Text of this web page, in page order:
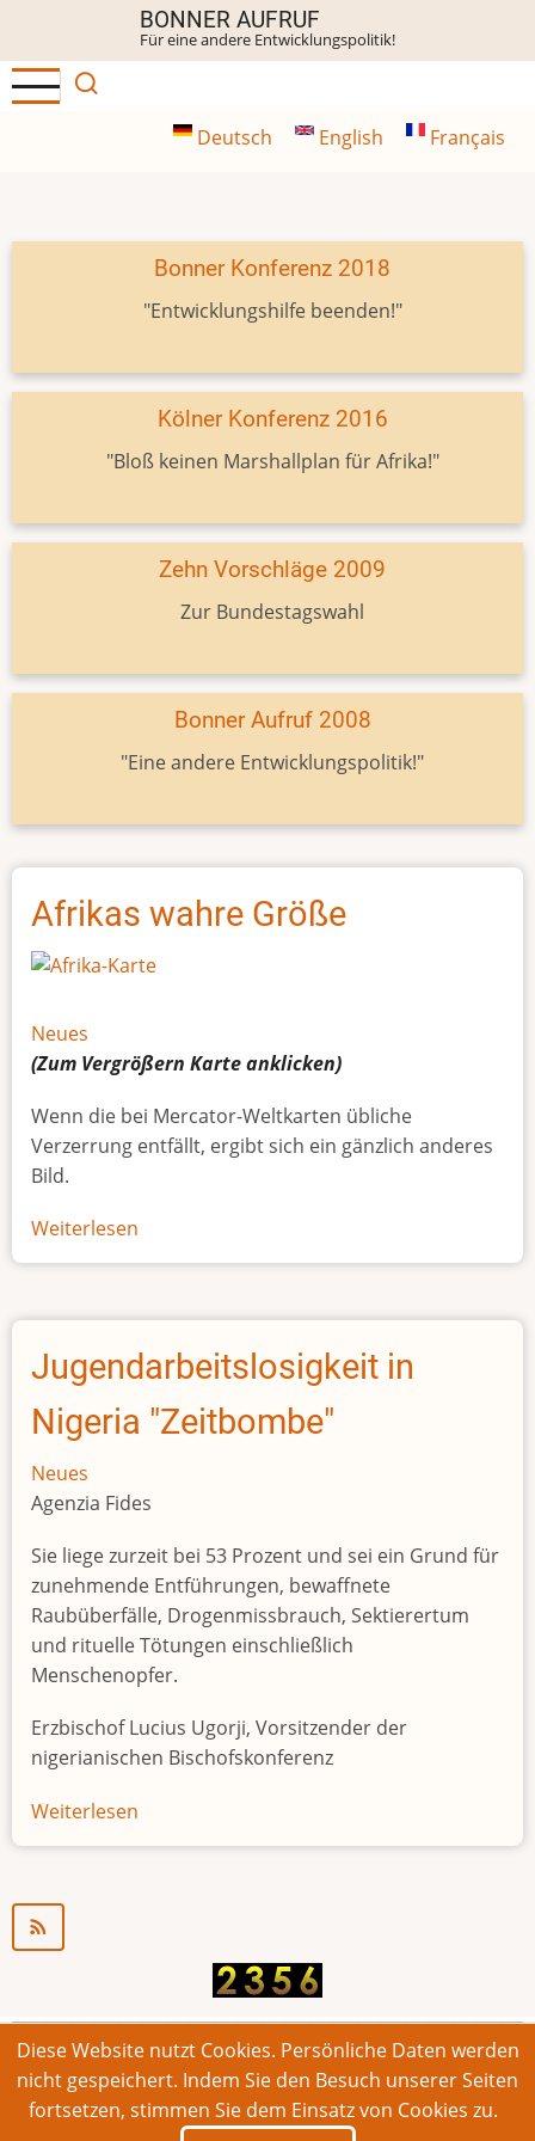
Inhalt
BONNER AUFRUF
Für eine andere Entwicklungspolitik!
Deutsch English Français
Bonner Konferenz 2018
"Entwicklungshilfe beenden!"
Kölner Konferenz 2016
"Bloß keinen Marshallplan für Afrika!"
Zehn Vorschläge 2009
Zur Bundestagswahl
Bonner Aufruf 2008
"Eine andere Entwicklungspolitik!"
Afrikas wahre Größe
Neues
(Zum Vergrößern Karteanklicken)
Wenn die bei Mercator-Weltkarten übliche
Verzerrung entfällt, ergibt sich ein gänzlich anderes
Bild.
Weiterlesen
Afrikas
Größe
Jugendarbeitslosigkeit in
Nigeria "Zeitbombe"
Neues
Agenzia Fides
Sie liege zurzeit bei 53 Prozent und sei ein Grund für
zunehmende Entführungen, bewaffnete
Raubüberfälle, Drogenmissbrauch, Sektierertum
und rituelle Tötungen einschließlich
Menschenopfer.
Erzbischof Lucius Ugorji, Vorsitzender der
nigerianischen Bischofskonferenz
Weiterlesen
Jugendarbeitslosigkeit
© 2026 Bonner Aufruf. Alle Rechte vorbehalten.
Footer
Impressum Kontakt Intern
Diese Website nutzt Cookies. Persönliche Daten werden
nicht gespeichert. Indem Sie den Besuch unserer Seiten
fortsetzen, stimmen Sie dem Einsatz von Cookies zu.